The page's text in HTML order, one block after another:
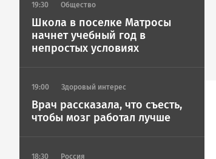
19:30 Общество
Школа в поселке Матросы
начнет учебный год в
непростых условиях
19:00 Здоровый интерес
Врач рассказала, что съесть,
чтобы мозг работал лучше
18:30 Россия